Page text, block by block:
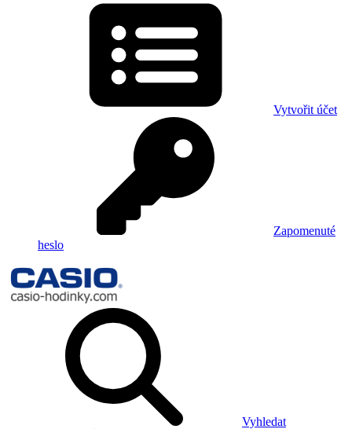
Vytvořit účet
Zapomenuté
heslo
Vyhledat